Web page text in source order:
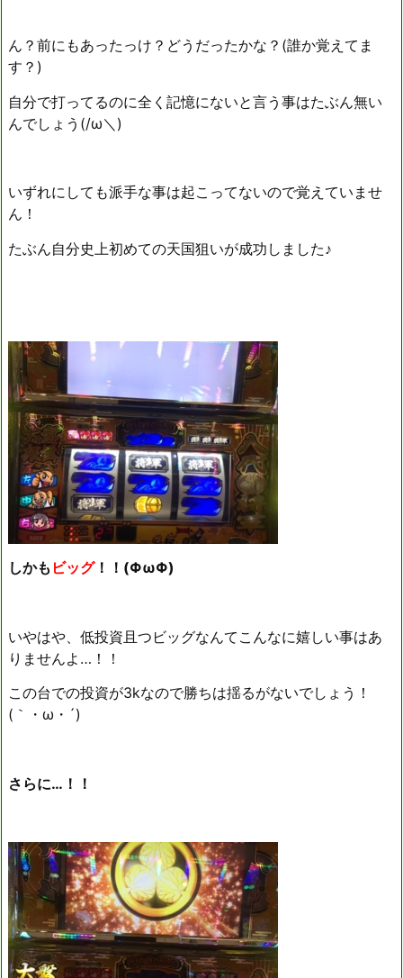
ん？前にもあったっけ？どうだったかな？(誰か覚えてま
す？)
自分で打ってるのに全く記憶にないと言う事はたぶん無い
んでしょう(/ω＼)
いずれにしても派手な事は起こってないので覚えていませ
ん！
たぶん自分史上初めての天国狙いが成功しました♪
しかも ビッグ！！(ΦωΦ)
いやはや、低投資且つビッグなんてこんなに嬉しい事はあ
りませんよ…！！
この台での投資が3kなので勝ちは揺るがないでしょう！
(｀・ω・´)ゞ
さらに…！！